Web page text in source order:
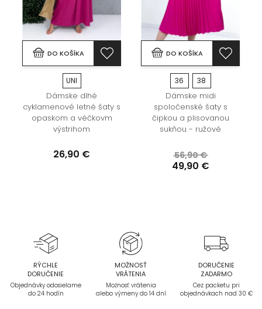
DO KOŠÍKA
UNI
Dámske dlhé
cyklamenové letné šaty s
opaskom a véčkovm
výstrihom
26,90 €
DO KOŠÍKA
36 38
Dámske midi
spoločenské šaty s
čipkou a plisovanou
sukňou - ružové
56,90 €
49,90 €
RÝCHLE
DORUČENIE
Objednávky odosielame
do 24 hodín
MOŽNOSŤ
VRÁTENIA
Možnosť vrátenia
alebo výmeny do 14 dní
DORUČENIE
ZADARMO
Cez packetu pri
objednávkach nad 30 €